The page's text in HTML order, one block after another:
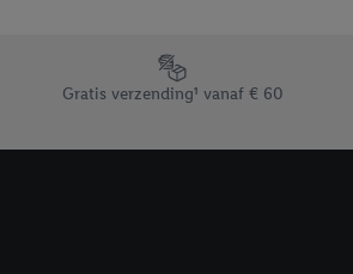
Footerelement met de verschillende
Gratis verzending¹ vanaf € 60